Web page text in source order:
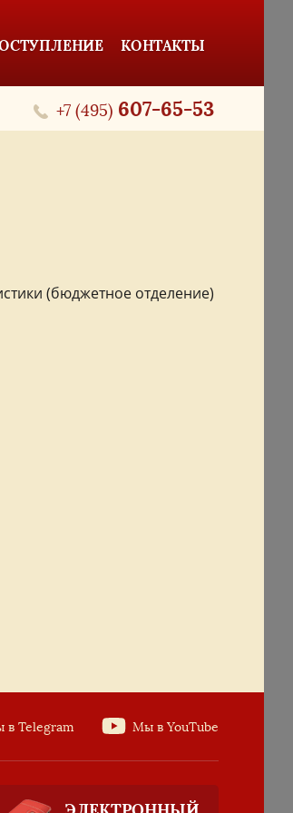
КОНТАКТЫ
+7 (495) 607-65-53
(бюджетное отделение)
в Telegram Мы в YouTube